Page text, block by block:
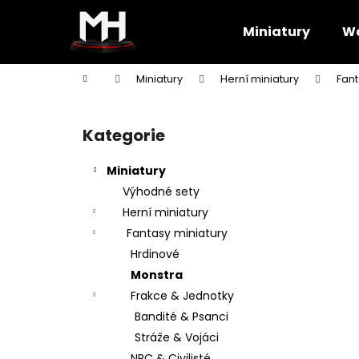
Miniatury
Domů Miniatury Herní miniatury
Přeskočit
kategorie
Kategorie
Miniatury
Výhodné sety
Herní miniatury
Fantasy miniatury
Hrdinové
Monstra
Frakce & Jednotky
Bandité & Psanci
Stráže & Vojáci
í
Zpět
do
Zpět
do